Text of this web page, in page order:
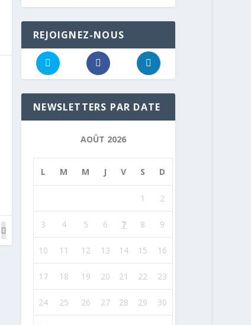
REJOIGNEZ-NOUS
NEWSLETTERS PAR DATE
AOÛT 2026
L M M J V S D
1 2
3 4 5 6 7 8 9
10 11 12 13 14 15 16
17 18 19 20 21 22 23
24 25 26 27 28 29 30